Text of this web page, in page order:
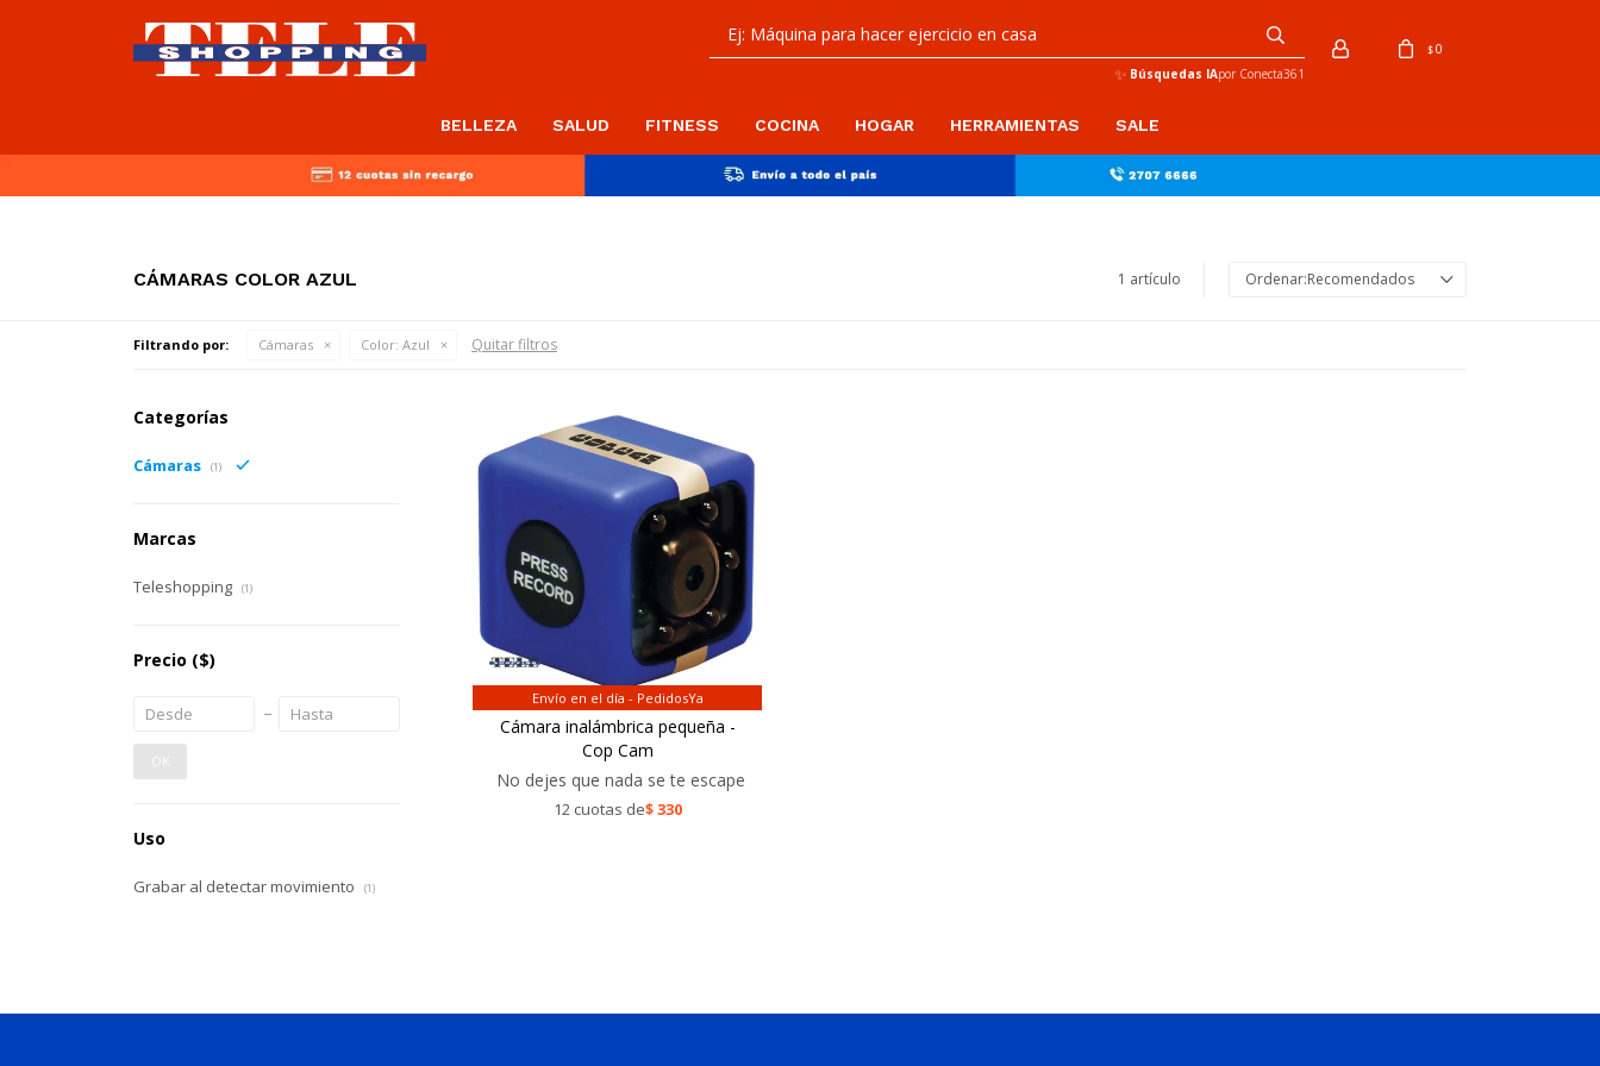
BELLEZA SALUD FITNESS COCINA HOGAR HERRAMIENTAS SALE
✨ Búsquedas IApor Conecta361
$0
CÁMARAS COLOR AZUL 1 artículo Recomendados
Filtrando por: Cámaras Color: Azul Quitar filtros
Envío en el día - PedidosYa
Cámara inalámbrica pequeña -
Cop Cam
No dejes que nada se te escape
12 cuotas de$330
Categorías
Cámaras (1)
Marcas
Teleshopping (1)
Precio ($)
OK
Uso
Grabar al detectar movimiento (1)